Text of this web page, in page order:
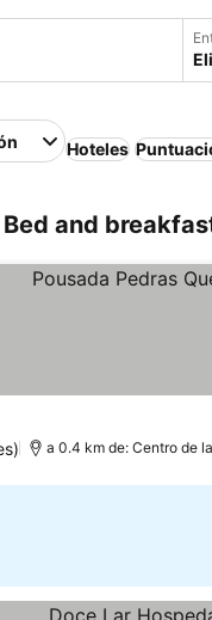
Hoteles
and
a 0.4 km de: Centro de